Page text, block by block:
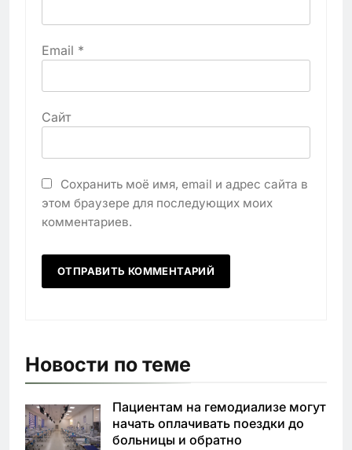
Email *
Сайт
Сохранить моё имя, email и адрес сайта в
этом браузере для последующих моих
комментариев.
Новости по теме
Пациентам на гемодиализе могут
начать оплачивать поездки до
больницы и обратно